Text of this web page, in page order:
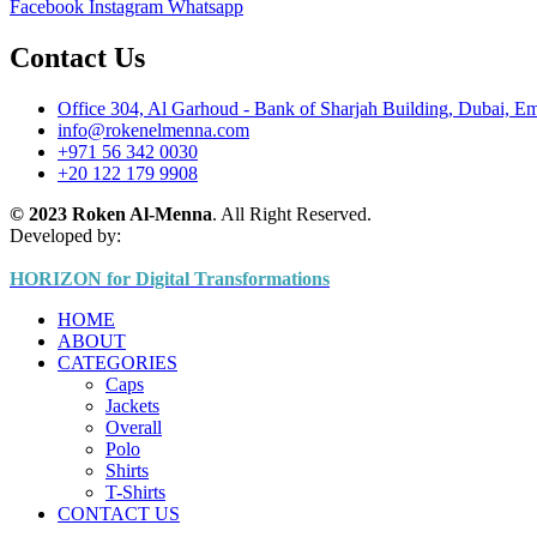
Facebook Instagram Whatsapp
Contact Us
Office 304, Al Garhoud - Bank of Sharjah Building, Dubai,
info@rokenelmenna.com
+971 56 342 0030
+20 122 179 9908
© 2023 Roken Al-Menna. All Right Reserved.
Developed by:
HORIZON for Digital Transformations
HOME
ABOUT
CATEGORIES
Caps
Jackets
Overall
Polo
Shirts
T-Shirts
CONTACT US